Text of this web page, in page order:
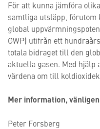
För att kunna jämföra
samtliga utsläpp, förutom
global
GWP) utifrån ett
totala bidraget till den
aktuella gasen. Med hjälp
värdena om till
Mer information,
Peter Forsberg